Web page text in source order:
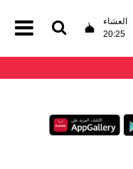
العشاء
20:25